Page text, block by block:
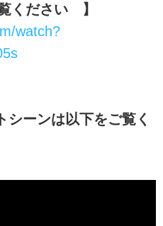
ください 】
watch?
ーンは以下をご覧く